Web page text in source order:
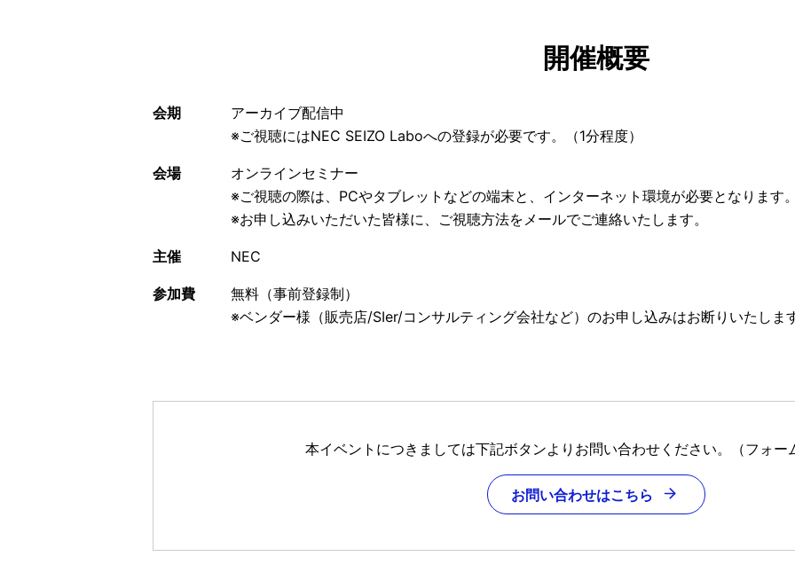
開催概要
会期
アーカイブ配信中
※ご視聴にはNEC SEIZO Laboへの登録が必要です。（1分程度）
会場
オンラインセミナー
※ご視聴の際は、PCやタブレットなどの端末と、インターネット環境が必要となります
※お申し込みいただいた皆様に、ご視聴方法をメールでご連絡いたします。
主催 NEC
参加費
無料（事前登録制）
※ベンダー様（販売店/SIer/コンサルティング会社など）のお申し込みはお断りいたしま
本イベントにつきましては下記ボタンよりお問い合わせください。（フォー
お問い合わせはこちら